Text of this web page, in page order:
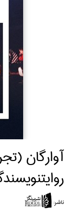
آوارگان
ناشر: